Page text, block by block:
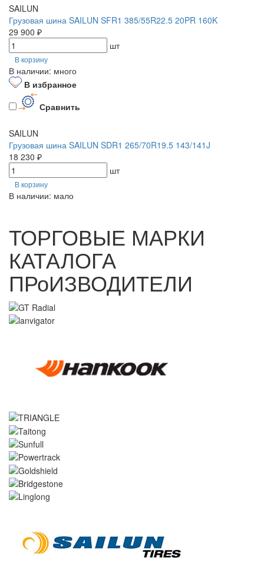
SAILUN
Грузовая шина SAILUN SFR1 385/55R22.5 20PR 160K
29 900 ₽
шт
В корзину
В наличии: много
В избранное
Сравнить
SAILUN
Грузовая шина SAILUN SDR1 265/70R19.5 143/141J
18 230 ₽
шт
В корзину
В наличии: мало
ТОРГОВЫЕ МАРКИ
КАТАЛОГА
ПРоИЗВОДИТЕЛИ